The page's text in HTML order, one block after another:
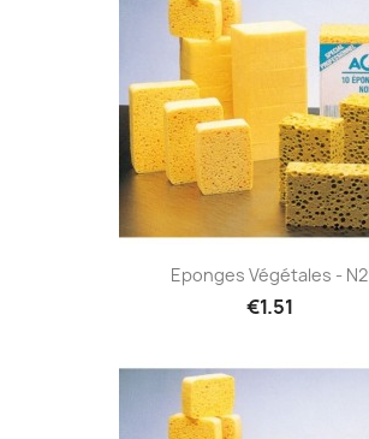
Eponges Végétales - N2
€1.51